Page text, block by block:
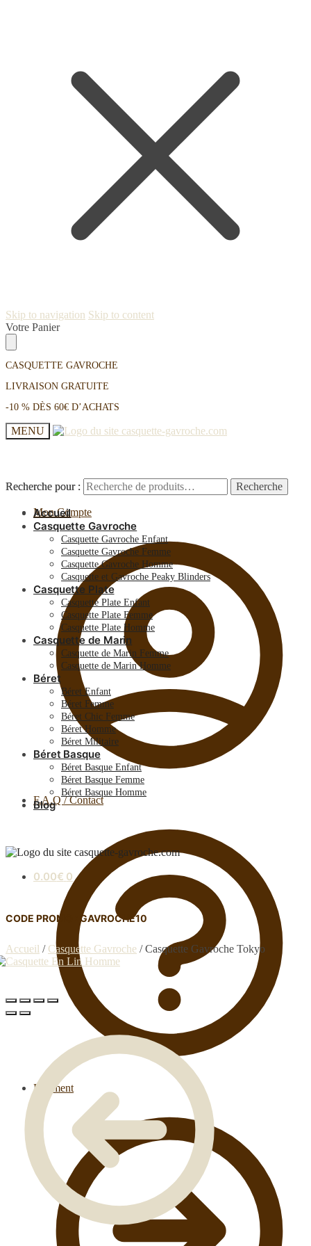
Skip to navigation Skip to content
Votre Panier
CASQUETTE GAVROCHE
LIVRAISON GRATUITE
-10 % DÈS 60€ D’ACHATS
MENU
Recherche pour : Recherche
Mon Compte
F.A.Q / Contact
Paiement
Recherche pour : Recherche
Accueil
Casquette Gavroche
Casquette Gavroche Enfant
Casquette Gavroche Femme
Casquette Gavroche Homme
Casquette et Gavroche Peaky Blinders
Casquette Plate
Casquette Plate Enfant
Casquette Plate Femme
Casquette Plate Homme
Casquette de Marin
Casquette de Marin Femme
Casquette de Marin Homme
Béret
Béret Enfant
Béret Femme
Béret Chic Femme
Béret Homme
Béret Militaire
Béret Basque
Béret Basque Enfant
Béret Basque Femme
Béret Basque Homme
Blog
0.00€ 0
CODE PROMO : GAVROCHE10
Accueil / Casquette Gavroche /Casquette Gavroche Tokyo